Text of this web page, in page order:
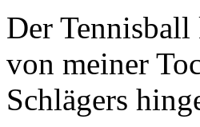
Der Tennisball
von meiner
Schlägers